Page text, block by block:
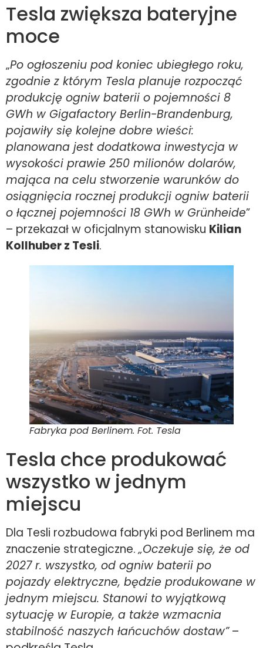
Tesla zwiększa bateryjne
moce
„Po ogłoszeniu pod koniec ubiegłego roku,
zgodnie z którym Tesla planuje rozpocząć
produkcję ogniw baterii o pojemności 8
GWh w Gigafactory Berlin-Brandenburg,
pojawiły się kolejne dobre wieści:
planowana jest dodatkowa inwestycja w
wysokości prawie 250 milionów dolarów,
mająca na celu stworzenie warunków do
osiągnięcia rocznej produkcji ogniw baterii
o łącznej pojemności 18 GWh w Grünheide”
– przekazał w oficjalnym stanowisku Kilian
Kollhuber z Tesli.
Fabryka pod Berlinem. Fot. Tesla
Tesla chce produkować
wszystko w jednym
miejscu
Dla Tesli rozbudowa fabryki pod Berlinem ma
znaczenie strategiczne.„Oczekuje się, że od
2027 r. wszystko, od ogniw baterii po
pojazdy elektryczne, będzie produkowane w
jednym miejscu. Stanowi to wyjątkową
sytuację w Europie, a także wzmacnia
stabilność naszych łańcuchów dostaw”–